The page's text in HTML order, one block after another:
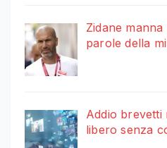
Zidane
parole della
Addio brevetti
libero senza